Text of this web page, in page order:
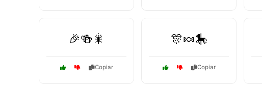
🎉🍻🎇
Copiar
🎊🍬🎠
Copiar